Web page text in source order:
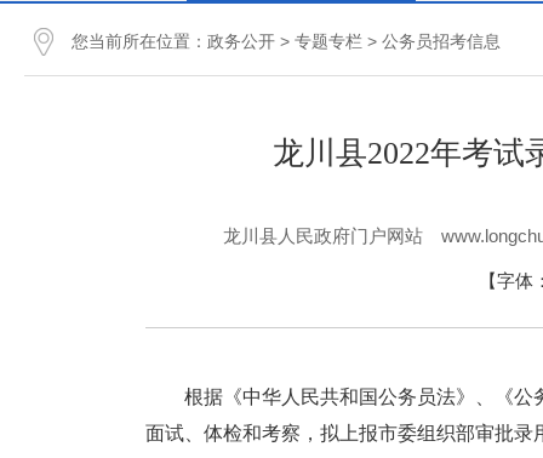
您当前所在位置： 政务公开 > 专题专栏 > 公务员招考信息
龙川县2022年考试
龙川县人民政府门户网站
【字体
根据《中华人民共和国公务员法》、《公
面试、体检和考察，拟上报市委组织部审批